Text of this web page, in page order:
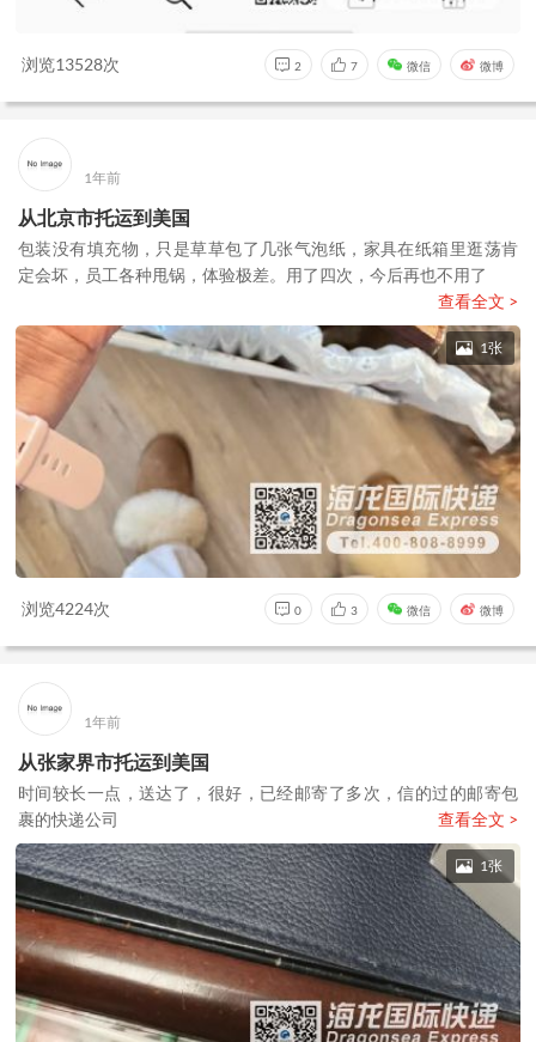
浏览13528次 2 7 微信 微博
1年前
从北京市托运到美国
包装没有填充物，只是草草包了几张气泡纸，家具在纸箱里逛荡肯
定会坏，员工各种甩锅，体验极差。用了四次，今后再也不用了
查看全文 >
1张
浏览4224次 0 3 微信 微博
1年前
从张家界市托运到美国
时间较长一点，送达了，很好，已经邮寄了多次，信的过的邮寄包
裹的快递公司
查看全文 >
1张